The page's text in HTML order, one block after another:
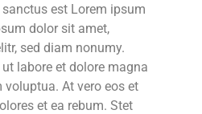
est Lorem ipsum
dolor sit amet,
sed diam nonumy.
labore et dolore magna
At vero eos et
et ea rebum. Stet